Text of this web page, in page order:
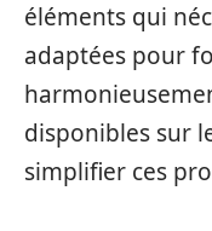
éléments qui
adaptées pour
disponibles sur
simplifier ces